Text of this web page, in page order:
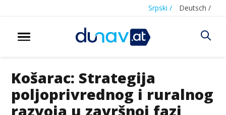
Srpski / Deutsch /
Košarac: Strategija
poljoprivrednog i ruralnog
razvoja u završnoj fazi